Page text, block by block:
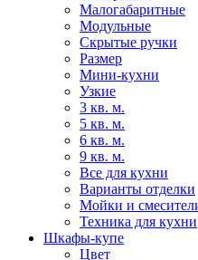
Малогабаритные
Модульные
Скрытые ручки
Размер
Мини-кухни
Узкие
3 кв. м.
5 кв. м.
6 кв. м.
9 кв. м.
Все для кухни
Варианты отделки
Мойки и
Техника для кухни
Шкафы-купе
Цвет